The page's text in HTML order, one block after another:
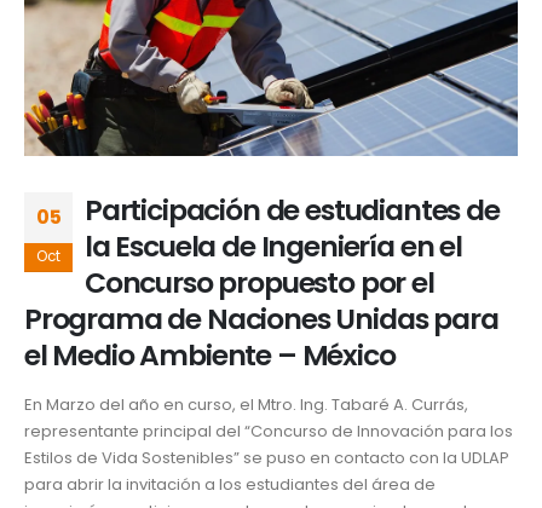
05
Oct
Participación de estudiantes de
la Escuela de Ingeniería en el
Concurso propuesto por el
Programa de Naciones Unidas para
el Medio Ambiente – México
En Marzo del año en curso, el Mtro. Ing. Tabaré A. Currás,
representante principal del “Concurso de Innovación para los
Estilos de Vida Sostenibles” se puso en contacto con la UDLAP
para abrir la invitación a los estudiantes del área de